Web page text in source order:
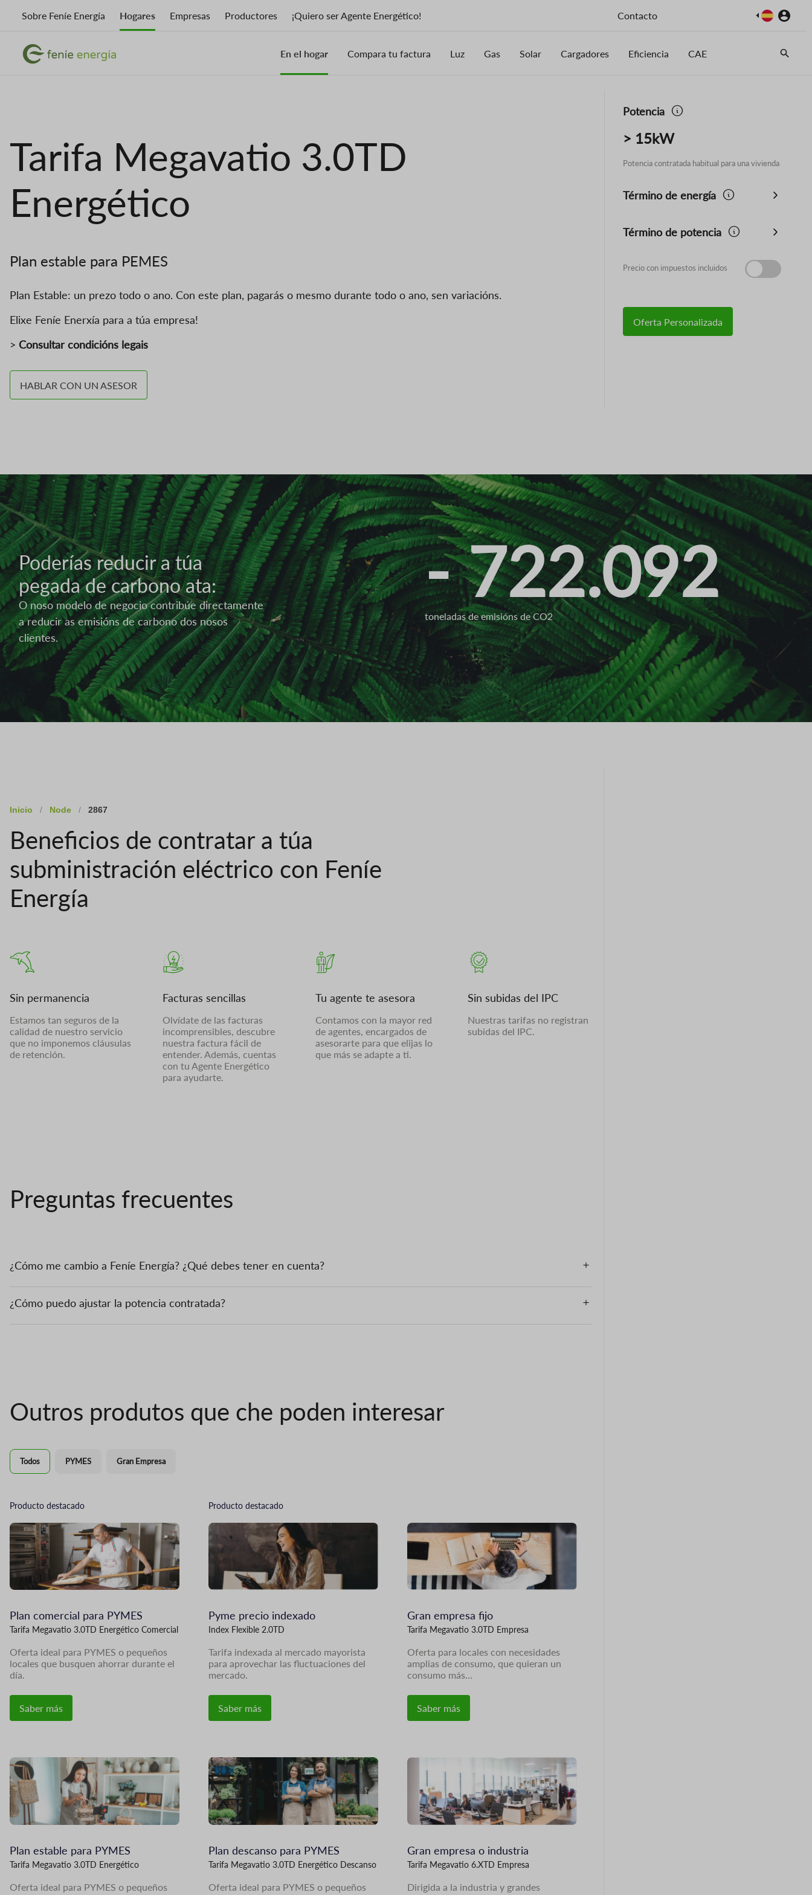
content
Sobre Feníe Energía Hogares Empresas Productores ¡Quiero ser Agente Energético! Contacto Imagen
ImagenImagen En el hogar Compara tu factura Luz Gas Solar Cargadores Eficiencia CAE
Tarifa Megavatio 3.0TD
Energético
Plan estable para PEMES
Plan Estable: un prezo todo o ano. Con este plan, pagarás o mesmo durante todo o ano, sen variacións.
Elixe Feníe Enerxía para a túa empresa!
> Consultar condicións legais
HABLAR CON UN ASESOR
Potencia
> 15kW
Potencia contratada habitual para una vivienda
Término de energía
Término de potencia
Precio con impuestos incluidos
Oferta Personalizada
Imagen
Poderías reducir a túa
pegada de carbono ata:
O noso modelo de negocio contribúe directamente
a reducir as emisións de carbono dos nosos
clientes.
- 722.092
toneladas de emisións de CO2
Inicio / Node / 2867
Beneficios de contratar a túa
subministración eléctrico con Feníe
Energía
Sin permanencia
Estamos tan seguros de la
calidad de nuestro servicio
que no imponemos cláusulas
de retención.
Facturas sencillas
Olvídate de las facturas
incomprensibles, descubre
nuestra factura fácil de
entender. Además, cuentas
con tu Agente Energético
para ayudarte.
Tu agente te asesora
Contamos con la mayor red
de agentes, encargados de
asesorarte para que elijas lo
que más se adapte a ti.
Sin subidas del IPC
Nuestras tarifas no registran
subidas del IPC.
Preguntas frecuentes
¿Cómo me cambio a Feníe Energía? ¿Qué debes tener en cuenta?
¿Cómo puedo ajustar la potencia contratada?
Outros produtos que che poden interesar
Todos PYMES Gran Empresa
Producto destacado
Imagen
Plan comercial para PYMES
Tarifa Megavatio 3.0TD Energético Comercial
Oferta ideal para PYMES o pequeños
locales que busquen ahorrar durante el
día.
Saber más
Producto destacado
Imagen
Pyme precio indexado
Index Flexible 2.0TD
Tarifa indexada al mercado mayorista
para aprovechar las fluctuaciones del
mercado.
Saber más
Imagen
Gran empresa fijo
Tarifa Megavatio 3.0TD Empresa
Oferta para locales con necesidades
amplias de consumo, que quieran un
consumo más…
Saber más
Imagen
Plan estable para PYMES
Tarifa Megavatio 3.0TD Energético
Oferta ideal para PYMES o pequeños
Imagen
Plan descanso para PYMES
Tarifa Megavatio 3.0TD Energético Descanso
Oferta ideal para PYMES o pequeños
Imagen
Gran empresa o industria
Tarifa Megavatio 6.XTD Empresa
Dirigida a la industria y grandes